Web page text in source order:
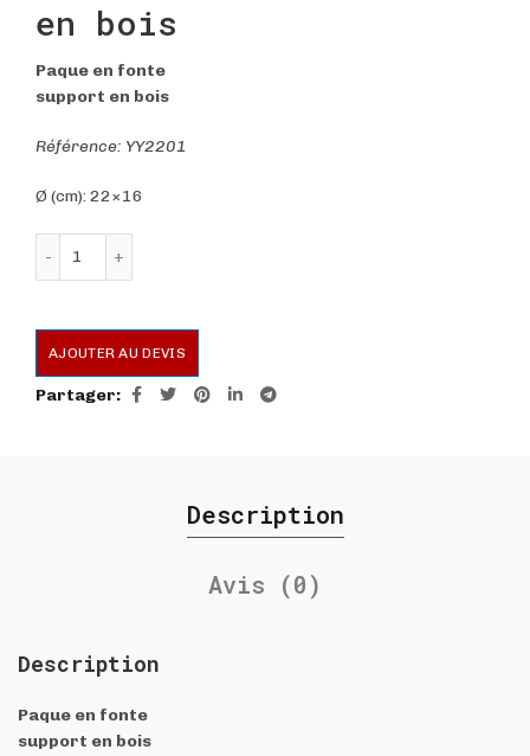
en bois
Paque en fonte
support en bois
Référence: YY2201
Ø (cm): 22×16
AJOUTER AU DEVIS
Partager
Description
Avis (0)
Description
Paque en fonte
support en bois